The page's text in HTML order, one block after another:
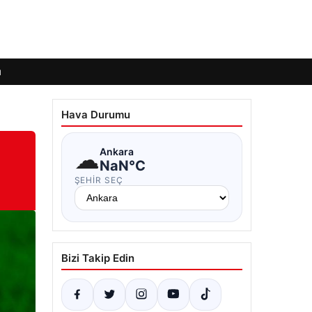
Hava Durumu
☁Ankara
NaN°C
ŞEHIR SEÇ
Bizi Takip Edin